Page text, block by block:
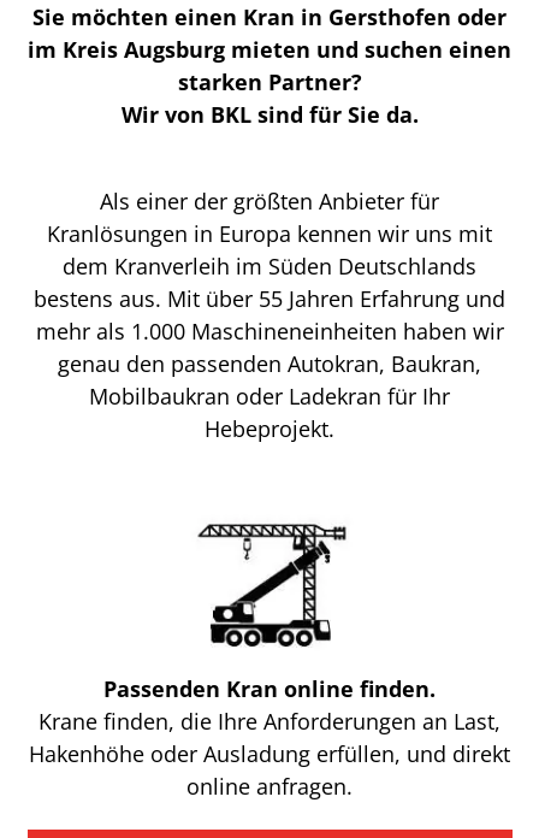
Sie möchten einen Kran in Gersthofen oder
im Kreis Augsburg mieten und suchen einen
starken Partner?
Wir von BKL sind für Sie da.
Als einer der größten Anbieter für
Kranlösungen in Europa kennen wir uns mit
dem Kranverleih im Süden Deutschlands
bestens aus. Mit über 55 Jahren Erfahrung und
mehr als 1.000 Maschineneinheiten haben wir
genau den passenden Autokran, Baukran,
Mobilbaukran oder Ladekran für Ihr
Hebeprojekt.
Passenden Kran online finden.
Krane finden, die Ihre Anforderungen an Last,
Hakenhöhe oder Ausladung erfüllen, und direkt
online anfragen.